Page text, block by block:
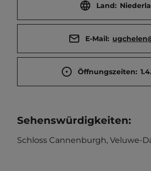
Land:
E-Mail:
Öffnungszeiten:
Sehenswürdigkeiten:
Schloss Cannenburgh, Veluwe-